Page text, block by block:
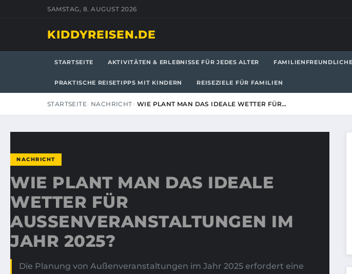
SAMSTAG, 8. AUGUST 2026
KIDDYREISEN.DE
STARTSEITE AKTIVITÄTEN & ERLEBNISSE FÜR JEDES ALTER
PRAKTISCHE REISETIPPS MIT KINDERN REISEZIELE FÜR FAMILIEN
STARTSEITE NACHRICHT WIE PLANT MAN DAS IDEALE WETTER FÜR…
NACHRICHT
WIE PLANT MAN DAS IDEALE
WETTER FÜR
AUSSENVERANSTALTUNGEN IM J
AHR 2025?
Die Planung von Außenveranstaltungen im Jahr 2025 erfordert eine